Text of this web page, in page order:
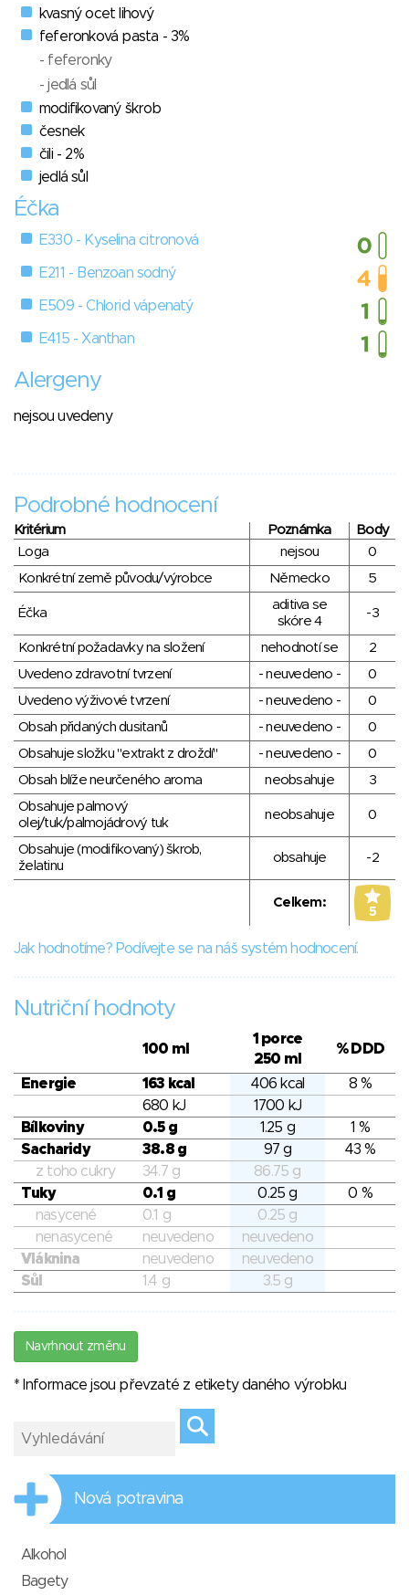
kvasný ocet lihový
feferonková pasta - 3%
- feferonky
- jedlá sůl
modifikovaný škrob
česnek
čili - 2%
jedlá sůl
Éčka
E330 - Kyselina citronová
E211 - Benzoan sodný
E509 - Chlorid vápenatý
E415 - Xanthan
Alergeny
nejsou uvedeny
Podrobné hodnocení
Kritérium Poznámka
Body
Loga
nejsou
0
Konkrétní země původu/výrobce
Německo 5
Éčka
aditiva se
skóre 4
-3
Konkrétní požadavky na složení nehodnotí se
2
Uvedeno zdravotní tvrzení
- neuvedeno -
0
Uvedeno výživové tvrzení
- neuvedeno -
0
Obsah přidaných dusitanů
- neuvedeno -
0
Obsahuje složku "extrakt z droždí"
- neuvedeno -
0
Obsah blíže neurčeného aroma
neobsahuje
3
Obsahuje palmový
olej/tuk/palmojádrový tuk
neobsahuje 0
Obsahuje (modifikovaný) škrob,
želatinu
obsahuje -2
Celkem:
5
Jak hodnotíme? Podívejte se na náš systém hodnocení.
Nutriční hodnoty
100 ml
1 porce
250 ml
% DDD
Energie 163 kcal 406 kcal
8 %
680 kJ
1700 kJ
Bílkoviny
0.5 g 1.25 g
1 %
Sacharidy
38.8 g 97 g
43 %
z toho cukry
34.7 g
86.75 g
Tuky
0.1 g 0.25 g
0 %
nasycené
0.1 g
0.25 g
nenasycené
neuvedeno
neuvedeno
Vláknina
neuvedeno
neuvedeno
Sůl
1.4 g 3.5 g
Navrhnout změnu
* Informace jsou převzaté z etikety daného výrobku
Nová potravina
Alkohol
Bagety